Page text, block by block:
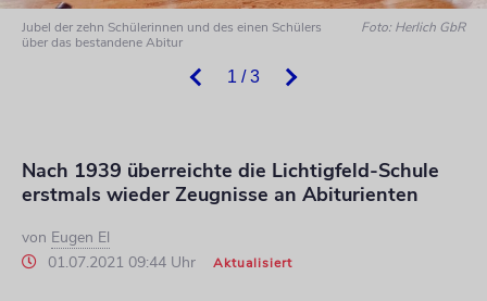
1 / 3
Jubel der zehn Schülerinnen und des einen Schülers
über das bestandene Abitur
Foto: Herlich GbR
Nach 1939 überreichte die Lichtigfeld-Schule
erstmals wieder Zeugnisse an Abiturienten
von Eugen El
01.07.2021 09:44 Uhr
Aktualisiert